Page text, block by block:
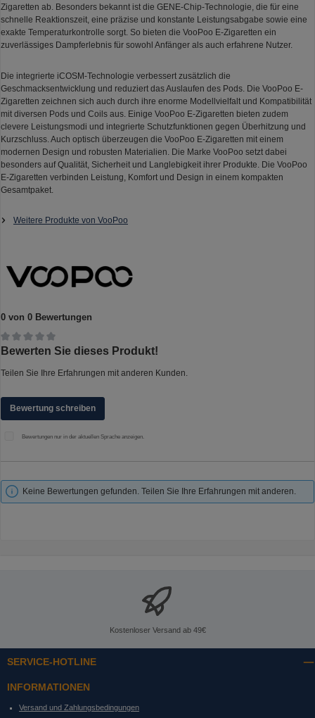
Zigaretten ab. Besonders bekannt ist die GENE-Chip-Technologie, die für eine
schnelle Reaktionszeit, eine präzise und konstante Leistungsabgabe sowie eine
exakte Temperaturkontrolle sorgt. So bieten die VooPoo E-Zigaretten ein
zuverlässiges Dampferlebnis für sowohl Anfänger als auch erfahrene Nutzer.
Die integrierte iCOSM-Technologie verbessert zusätzlich die
Geschmacksentwicklung und reduziert das Auslaufen des Pods. Die VooPoo E-
Zigaretten zeichnen sich auch durch ihre enorme Modellvielfalt und Kompatibilität
mit diversen Pods und Coils aus. Einige VooPoo E-Zigaretten bieten zudem
clevere Leistungsmodi und integrierte Schutzfunktionen gegen Überhitzung und
Kurzschluss. Auch optisch überzeugen die VooPoo E-Zigaretten mit einem
modernen Design und robusten Materialien. Die Marke VooPoo setzt dabei
besonders auf Qualität, Sicherheit und Langlebigkeit ihrer Produkte. Die VooPoo
E-Zigaretten verbinden Leistung, Komfort und Design in einem kompakten
Gesamtpaket.
Weitere Produkte von VooPoo
0 von 0 Bewertungen
Durchschnittliche Bewertung von 0 von 5 Sternen
Bewerten Sie dieses Produkt!
Teilen Sie Ihre Erfahrungen mit anderen Kunden.
Bewertung schreiben
Bewertungen nur in der aktuellen Sprache anzeigen.
Keine Bewertungen gefunden. Teilen Sie Ihre Erfahrungen mit anderen.
Kostenloser Versand ab 49€
SERVICE-HOTLINE
INFORMATIONEN
Versand und Zahlungsbedingungen